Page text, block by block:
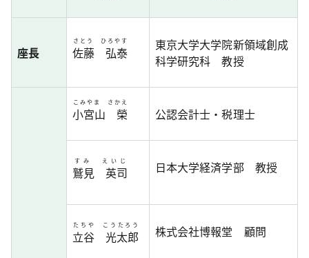
座長 佐藤 弘泰
さとう ひろやす
東京大学大学院新領域創成
科学研究科 教授
小宮山 榮
こみやま さかえ
公認会計士・税理士
鷲見 英司
すみ えいじ 日本大学経済学部 教授
立谷 光太郎
たちや こうたろう 株式会社博報堂 顧問